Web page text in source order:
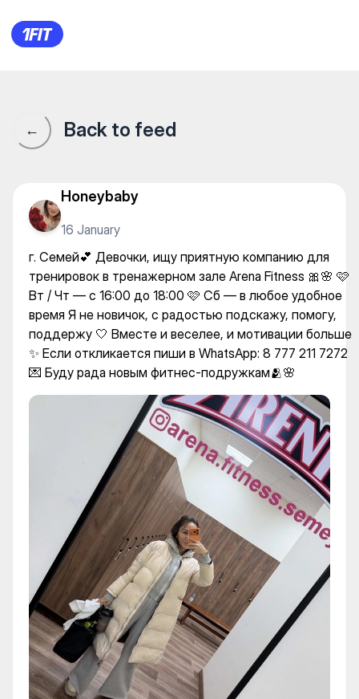
г. Семей💕 Девочки, ищу
← Back to feed
Honeybaby
16 January
г. Семей💕 Девочки, ищу приятную компанию для
тренировок в тренажерном зале Arena Fitness 🎀🌸 🩷
Вт / Чт — с 16:00 до 18:00 🩷 Сб — в любое удобное
время Я не новичок, с радостью подскажу, помогу,
поддержу 🤍 Вместе и веселее, и мотивации больше
✨ Если откликается пиши в WhatsApp: 8 777 211 7272
💌 Буду рада новым фитнес-подружкам🫂🌸